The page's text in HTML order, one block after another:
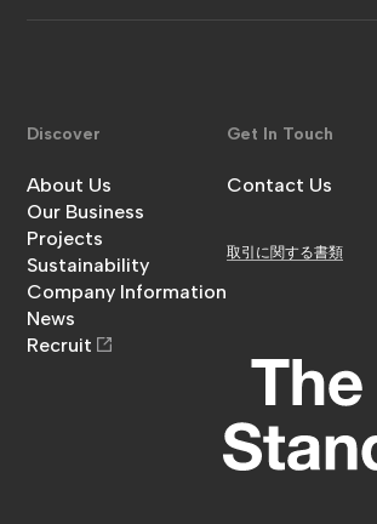
Discover
About Us
金澤工務店について
Our Business
事業内容
Projects
施工実績
Sustainability
サステナビリティ
Company Information
企業情報
News
お知らせ
Recruit
Get In Touch
Contact Us
取引に関する書類